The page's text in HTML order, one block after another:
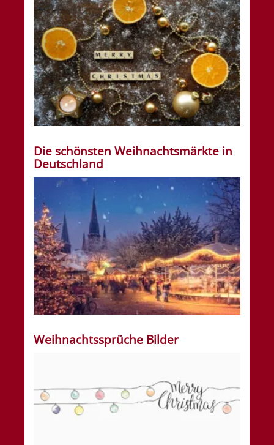
Die schönsten Weihnachtsmärkte in
Deutschland
Weihnachtssprüche Bilder